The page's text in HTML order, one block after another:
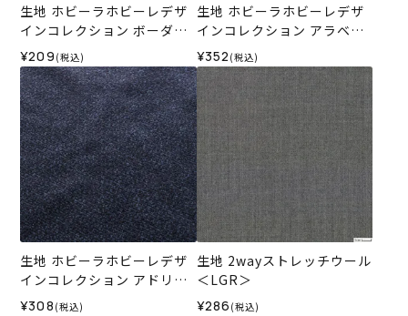
生地 ホビーラホビーレデザ
インコレクション ボーダー
カラードビー＜1N＞
¥209 (税込)
生地 ホビーラホビーレデザ
インコレクション アラベス
クジャカード＜1N＞
¥352 (税込)
生地 ホビーラホビーレデザ
インコレクション アドリア
ーナ ループニット＜3N＞
¥308 (税込)
生地 2wayストレッチウール
＜LGR＞
¥286 (税込)